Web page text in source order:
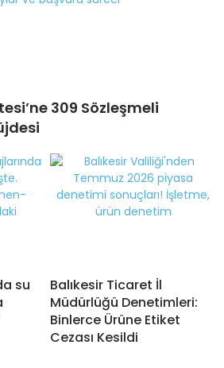
309 Sözleşmeli
su
Balıkesir Ticaret İl
Müdürlüğü Denetimleri:
Binlerce Ürüne Etiket
Cezası Kesildi